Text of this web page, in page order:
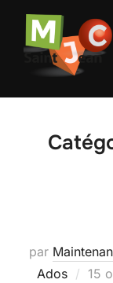
contenu
par
Ados
15